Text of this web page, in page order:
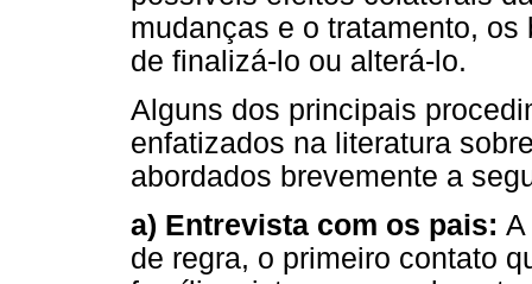
mudanças e o tratamento,
de finalizá-lo ou alterá-lo.
Alguns dos principais
enfatizados na literatura
abordados brevemente a
a) Entrevista com os pais: A
de regra, o primeiro contato